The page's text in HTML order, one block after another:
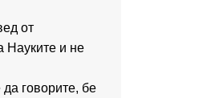
от
Науките и не
говорите, бе